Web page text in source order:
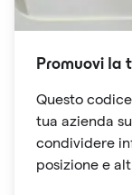
Promuovi la
Questo
tua azienda
condividere
posizione e